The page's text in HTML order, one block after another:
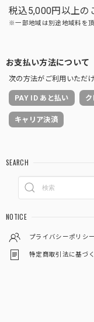
税込5,000円以上の
※一部地域は別途地域料を
お支払い方法について
次の方法がご利用いただけ
PAY ID あと払い
キャリア決済
SEARCH
NOTICE
プライバシーポリシー
特定商取引法に基づ